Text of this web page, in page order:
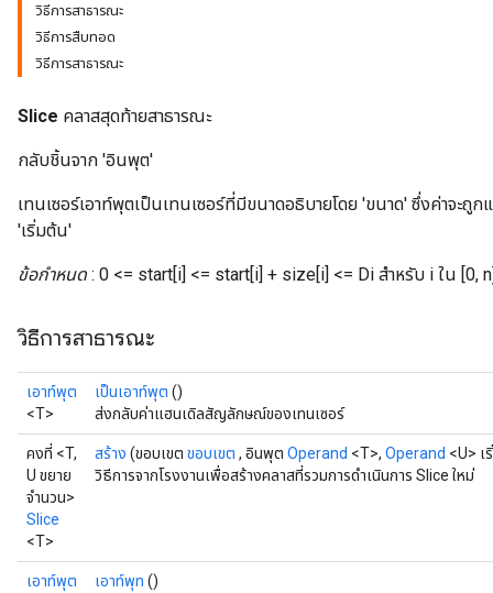
วิธีการสาธารณะ
วิธีการสืบทอด
วิธีการสาธารณะ
Slice คลาสสุดท้ายสาธารณะ
กลับชิ้นจาก 'อินพุต'
เทนเซอร์เอาท์พุตเป็นเทนเซอร์ที่มีขนาดอธิบายโดย 'ขนาด' ซึ่งค่าจะ
'เริ่มต้น'
ข้อกำหนด: 0 <= start[i] <= start[i] + size[i] <= Di สำหรับ i ใน [0,
วิธีการสาธารณะ
เอาท์พุต
<T>
เป็นเอาท์พุต ()
ส่งกลับค่าแฮนเดิลสัญลักษณ์ของเทนเซอร์
คงที่ <T,
U ขยาย
จำนวน>
Slice
<T>
สร้าง (ขอบเขต ขอบเขต , อินพุต Operand <T>, Operand <U>
วิธีการจากโรงงานเพื่อสร้างคลาสที่รวมการดำเนินการ Slice ใหม่
เอาท์พุต
เอาท์พุท ()